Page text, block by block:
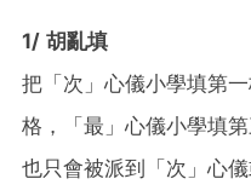
1/ 胡亂填
把「次」心儀小學填第
格，「最」心儀小學填
也只會被派到「次」心